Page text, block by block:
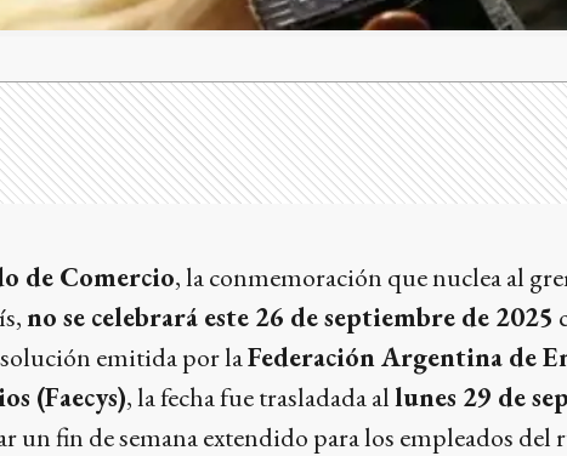
de Comercio, la conmemoración que nuclea al
no se celebrará este 26 de septiembre de 2025
emitida por laFederación Argentina de
(Faecys), la fecha fue trasladada allunes 29 de
un fin de semana extendido para los empleados del